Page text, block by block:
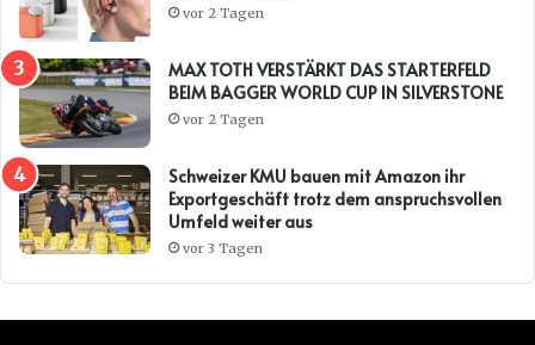
vor 2 Tagen
MAX TOTH VERSTÄRKT DAS STARTERFELD
BEIM BAGGER WORLD CUP IN SILVERSTONE
vor 2 Tagen
Schweizer KMU bauen mit Amazon ihr
Exportgeschäft trotz dem anspruchsvollen
Umfeld weiter aus
vor 3 Tagen